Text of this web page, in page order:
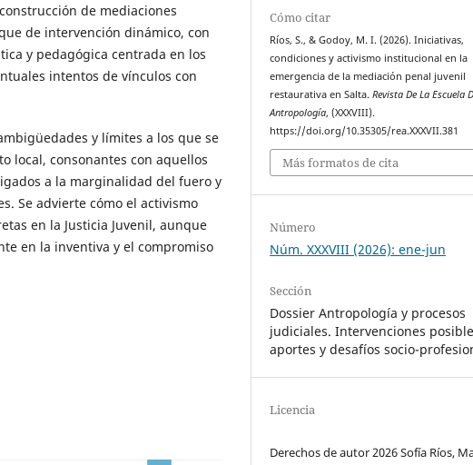
de mediaciones
de intervención dinámico, con
y pedagógica centrada en los
intentos de vínculos con
y límites a los que se
local, consonantes con aquellos
a la marginalidad del fuero y
Se advierte cómo el activismo
en la Justicia Juvenil, aunque
en la inventiva y el compromiso
Cómo citar
Ríos, S., & Godoy, M. I. (2026). Iniciativas,
condiciones y activismo institucional en la
emergencia de la mediación penal juvenil
restaurativa en Salta.Revista De La Escuela
Antropología, (XXXVIII).
https://doi.org/10.35305/rea.XXXVII.381
Más formatos de cita
Número
Núm. XXXVIII (2026): ene-jun
Sección
Dossier Antropología y procesos
judiciales. Intervenciones
aportes y desafíos socio-
Licencia
Derechos de autor 2026 Sofía Ríos,